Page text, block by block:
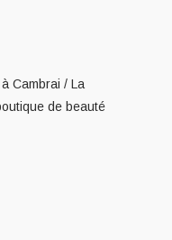
Cambrai / La
de beauté